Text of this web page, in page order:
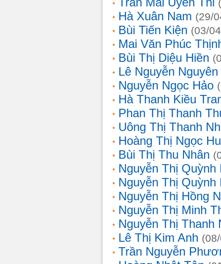
Hà Xuân Nam (29/
Bùi Tiến Kiện (03/
Mai Văn Phúc
Bùi Thị Diệu Hiền
Lê Nguyễn
Nguyễn Ngọc Hảo
Hà Thanh Kiều
Phan Thị Thanh
Uông Thị Thanh
Hoàng Thị Ngọc
Bùi Thị Thu Nhân
Nguyễn Thị Quỳnh
Nguyễn Thị Quỳnh
Nguyễn Thị Hồng
Nguyễn Thị Minh
Nguyễn Thị Thanh
Lê Thị Kim Anh
Trần Nguyễn